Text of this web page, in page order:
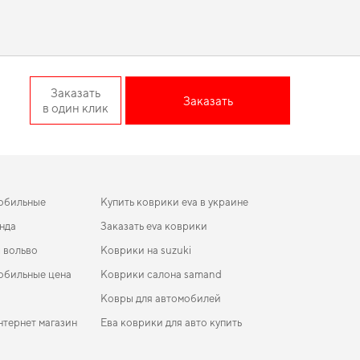
от использования
EU Crossover Electric —
Заказать
в один клик
Заказать
вольво
цена
магазин
Купить коврики eva в украине
Заказать eva коврики
Коврики на suzuki
Коврики салона samand
Ковры для автомобилей
Ева коврики для авто купить